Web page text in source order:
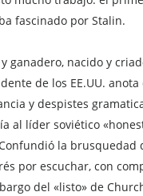
fascinado por Stalin.
ganadero, nacido y
de los EE.UU.
y despistes
al líder soviético
la brusquedad
por escuchar, con
del «listo» de